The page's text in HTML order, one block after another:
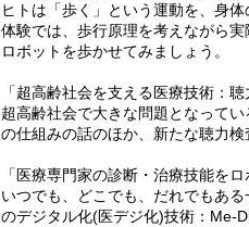
ヒトは「歩く」という運動を、身
体験では、歩行原理を考えながら
ロボットを歩かせてみましょう。
「超高齢社会を支える医療技術：
超高齢社会で大きな問題となって
の仕組みの話のほか、新たな聴力
「医療専門家の診断・治療技能を
いつでも、どこでも、だれでもあ
のデジタル化(医デジ化)技術：Me-